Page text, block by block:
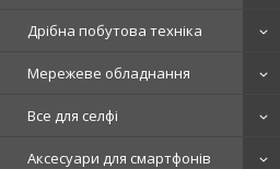
Дрібна побутова техніка
Мережеве обладнання
Все для селфі
Аксесуари для смартфонів